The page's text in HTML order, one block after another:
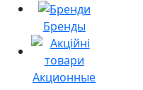
Бренды
Акционные